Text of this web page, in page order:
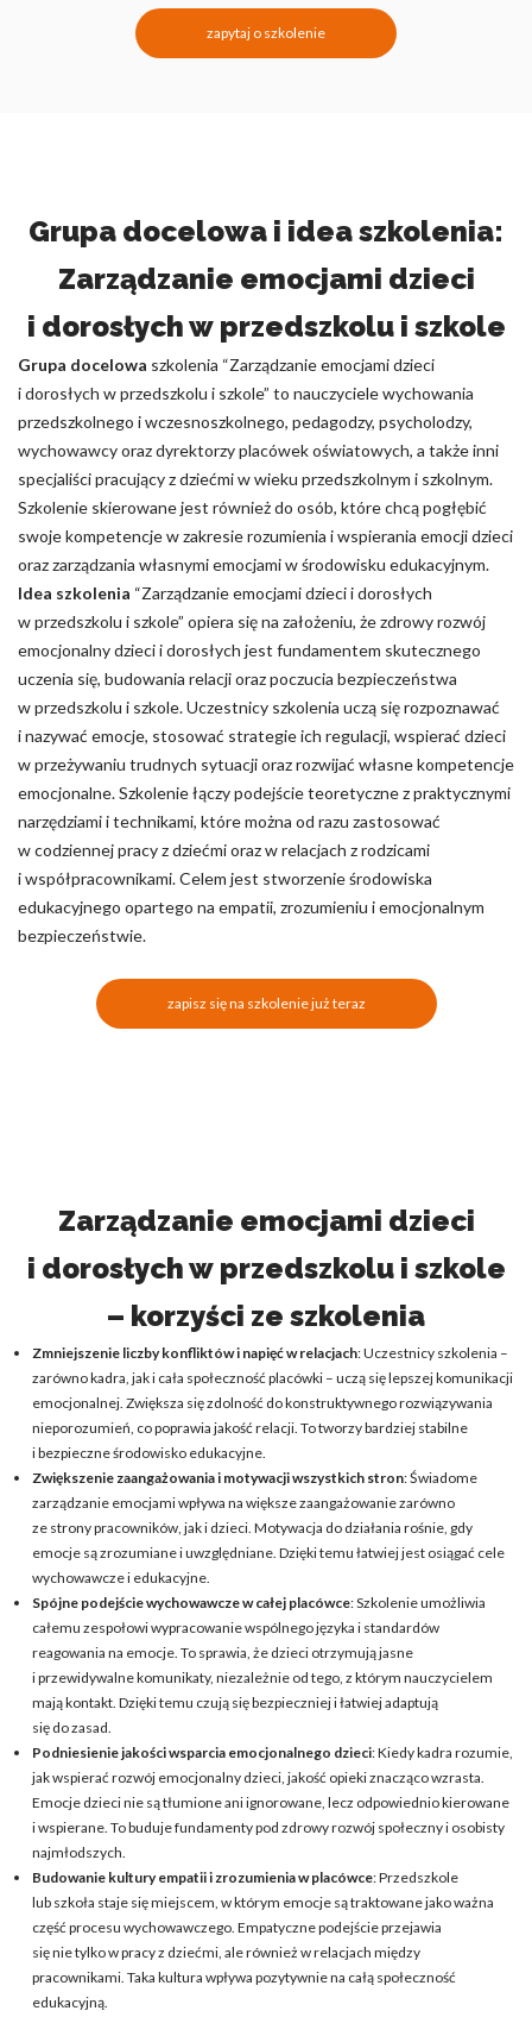
zapytaj o szkolenie
Grupa docelowa i idea szkolenia:
Zarządzanie emocjami dzieci
i dorosłych w przedszkolu i szkole
Grupa docelowa szkolenia “Zarządzanie emocjami dzieci
i dorosłych w przedszkolu i szkole” to nauczyciele wychowania
przedszkolnego i wczesnoszkolnego, pedagodzy, psycholodzy,
wychowawcy oraz dyrektorzy placówek oświatowych, a także inni
specjaliści pracujący z dziećmi w wieku przedszkolnym i szkolnym.
Szkolenie skierowane jest również do osób, które chcą pogłębić
swoje kompetencje w zakresie rozumienia i wspierania emocji dzieci
oraz zarządzania własnymi emocjami w środowisku edukacyjnym.
Idea szkolenia “Zarządzanie emocjami dzieci i dorosłych
w przedszkolu i szkole” opiera się na założeniu, że zdrowy rozwój
emocjonalny dzieci i dorosłych jest fundamentem skutecznego
uczenia się, budowania relacji oraz poczucia bezpieczeństwa
w przedszkolu i szkole. Uczestnicy szkolenia uczą się rozpoznawać
i nazywać emocje, stosować strategie ich regulacji, wspierać dzieci
w przeżywaniu trudnych sytuacji oraz rozwijać własne kompetencje
emocjonalne. Szkolenie łączy podejście teoretyczne z praktycznymi
narzędziami i technikami, które można od razu zastosować
w codziennej pracy z dziećmi oraz w relacjach z rodzicami
i współpracownikami. Celem jest stworzenie środowiska
edukacyjnego opartego na empatii, zrozumieniu i emocjonalnym
bezpieczeństwie.
zapisz się na szkolenie już teraz
Zarządzanie emocjami dzieci
i dorosłych w przedszkolu i szkole
– korzyści ze szkolenia
Zmniejszenie liczby konfliktów i napięć w relacjach: Uczestnicy szkolenia –
zarówno kadra, jak i cała społeczność placówki – uczą się lepszej komunikacji
emocjonalnej. Zwiększa się zdolność do konstruktywnego rozwiązywania
nieporozumień, co poprawia jakość relacji. To tworzy bardziej stabilne
i bezpieczne środowisko edukacyjne.
Zwiększenie zaangażowania i motywacji wszystkich stron: Świadome
zarządzanie emocjami wpływa na większe zaangażowanie zarówno
ze strony pracowników, jak i dzieci. Motywacja do działania rośnie, gdy
emocje są zrozumiane i uwzględniane. Dzięki temu łatwiej jest osiągać cele
wychowawcze i edukacyjne.
Spójne podejście wychowawcze w całej placówce: Szkolenie umożliwia
całemu zespołowi wypracowanie wspólnego języka i standardów
reagowania na emocje. To sprawia, że dzieci otrzymują jasne
i przewidywalne komunikaty, niezależnie od tego, z którym nauczycielem
mają kontakt. Dzięki temu czują się bezpieczniej i łatwiej adaptują
się do zasad.
Podniesienie jakości wsparcia emocjonalnego dzieci: Kiedy kadra rozumie,
jak wspierać rozwój emocjonalny dzieci, jakość opieki znacząco wzrasta.
Emocje dzieci nie są tłumione ani ignorowane, lecz odpowiednio kierowane
i wspierane. To buduje fundamenty pod zdrowy rozwój społeczny i osobisty
najmłodszych.
Budowanie kultury empatii i zrozumienia w placówce: Przedszkole
lub szkoła staje się miejscem, w którym emocje są traktowane jako ważna
część procesu wychowawczego. Empatyczne podejście przejawia
się nie tylko w pracy z dziećmi, ale również w relacjach między
pracownikami. Taka kultura wpływa pozytywnie na całą społeczność
edukacyjną.